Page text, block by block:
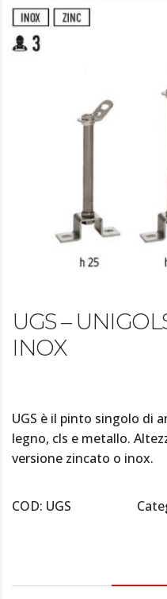
UGS –
INOX
UGS è il pinto singolo di
legno, cls e metallo.
versione zincato o inox.
COD: UGS